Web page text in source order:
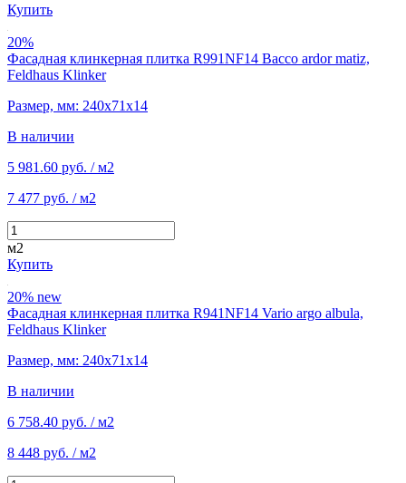
Купить
20%
Фасадная клинкерная плитка R991NF14 Bacco ardor matiz,
Feldhaus Klinker
Размер, мм: 240х71х14
В наличии
5 981.60 руб. / м2
7 477 руб. / м2
м2
Купить
20% new
Фасадная клинкерная плитка R941NF14 Vario argo albula,
Feldhaus Klinker
Размер, мм: 240х71х14
В наличии
6 758.40 руб. / м2
8 448 руб. / м2